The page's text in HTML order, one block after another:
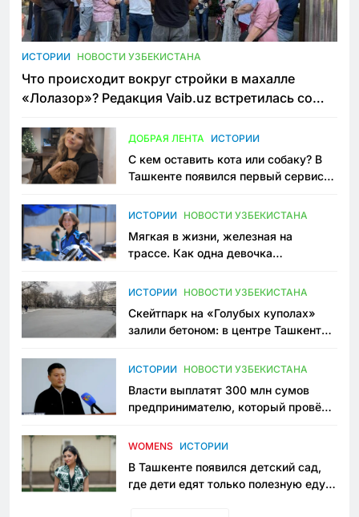
ИСТОРИИ НОВОСТИ УЗБЕКИСТАНА
Что происходит вокруг стройки в махалле
«Лолазор»? Редакция Vaib.uz встретилась со
ДОБРАЯ ЛЕНТА ИСТОРИИ
С кем оставить кота или собаку? В
Ташкенте появился первый сервис
ИСТОРИИ НОВОСТИ УЗБЕКИСТАНА
Мягкая в жизни, железная на
трассе. Как одна девочка
Узбекистане
ИСТОРИИ НОВОСТИ УЗБЕКИСТАНА
Скейтпарк на «Голубых куполах»
залили бетоном: в центре Ташкента
пространство
ИСТОРИИ НОВОСТИ УЗБЕКИСТАНА
Власти выплатят 300 млн сумов
предпринимателю, который провёл
приговору
WOMENS ИСТОРИИ
В Ташкенте появился детский сад,
где дети едят только полезную еду.